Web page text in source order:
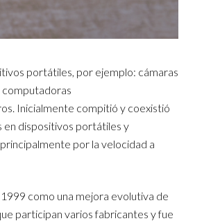
portátiles, por ejemplo: cámaras
computadoras
Inicialmente compitió y coexistió
en dispositivos portátiles y
por la velocidad a
como una mejora evolutiva de
participan varios fabricantes y fue